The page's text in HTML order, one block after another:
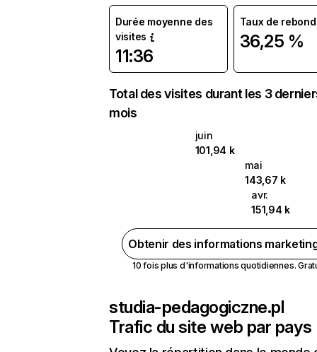
Durée moyenne des
visites
11:36
Taux de rebond
36,25 %
Total des visites durant les 3
mois
juin
101,94 k
mai
143,67 k
avr.
151,94 k
Obtenir des informations
10 fois plus d'informations quotidiennes.
studia-pedagogiczne.pl
Trafic du site web par pays